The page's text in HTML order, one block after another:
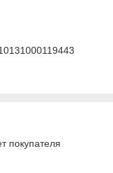
покупателя